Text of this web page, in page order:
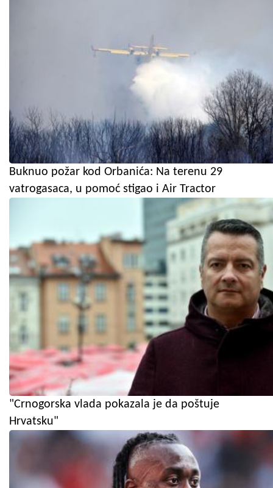
Buknuo požar kod Orbanića: Na terenu 29
vatrogasaca, u pomoć stigao i Air Tractor
"Crnogorska vlada pokazala je da poštuje
Hrvatsku"